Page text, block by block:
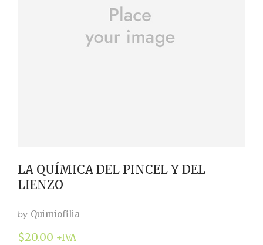
LA QUÍMICA DEL PINCEL Y DEL
LIENZO
by Quimiofilia
$20.00 +IVA